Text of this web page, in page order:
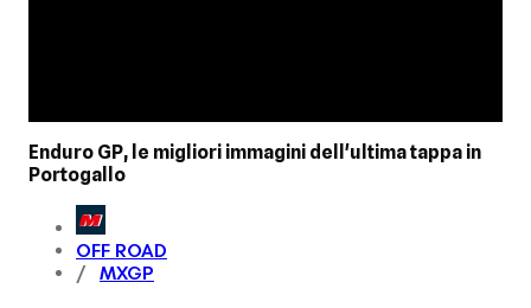
Enduro GP, le migliori immagini dell'ultima tappa in
Portogallo
OFF ROAD
MXGP